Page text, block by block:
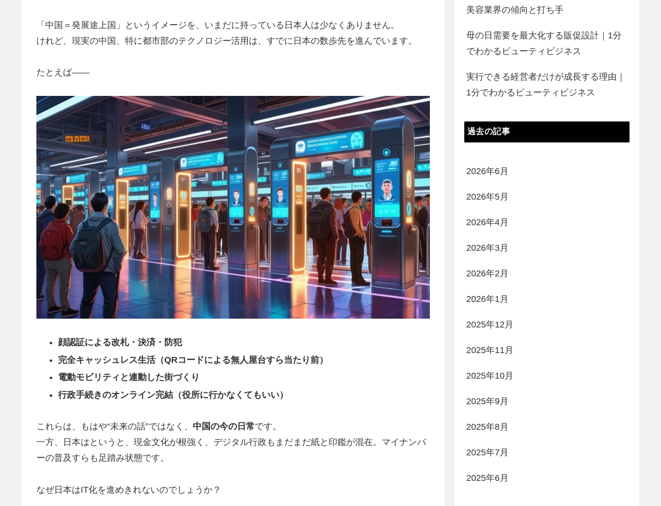
「中国＝発展途上国」というイメージを、いまだに持っている日本人は少なくありません。
けれど、現実の中国、特に都市部のテクノロジー活用は、すでに日本の数歩先を進んでいます。
たとえば――
顔認証による改札・決済・防犯
完全キャッシュレス生活（QRコードによる無人屋台すら当たり前）
電動モビリティと連動した街づくり
行政手続きのオンライン完結（役所に行かなくてもいい）
これらは、もはや“未来の話”ではなく、 中国の今の日常です。
一方、日本はというと、現金文化が根強く、デジタル行政もまだまだ紙と印鑑が混在。マイナンバ
ーの普及すらも足踏み状態です。
なぜ日本はIT化を進めきれないのでしょうか？
美容業界の傾向と打ち手
母の日需要を最大化する販促設計｜1分
でわかるビューティビジネス
実行できる経営者だけが成長する理由｜
1分でわかるビューティビジネス
過去の記事
2026年6月
2026年5月
2026年4月
2026年3月
2026年2月
2026年1月
2025年12月
2025年11月
2025年10月
2025年9月
2025年8月
2025年7月
2025年6月